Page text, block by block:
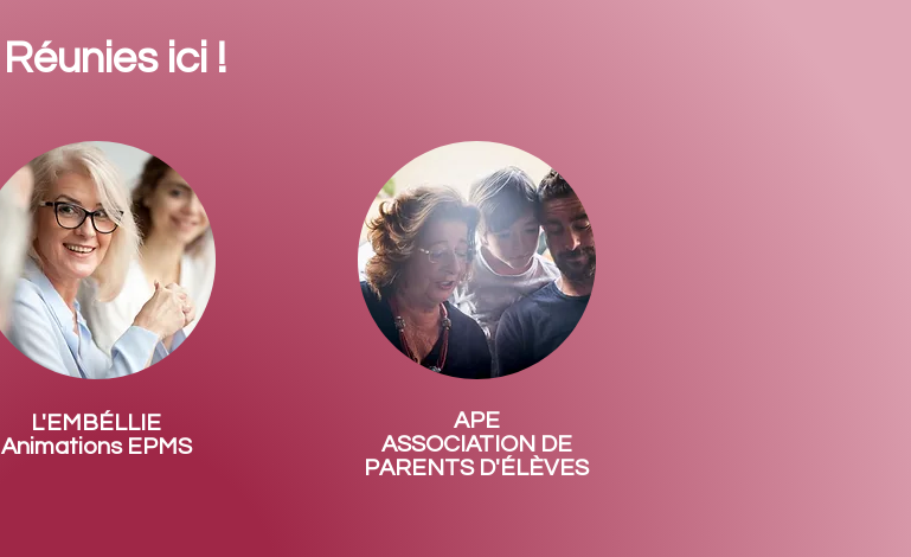
Réunies ici !
L'EMBÉLLIE
Animations EPMS
APE
ASSOCIATION DE
PARENTS D'ÉLÈVES